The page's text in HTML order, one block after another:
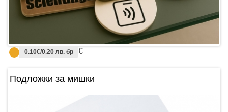
0.10€/0.20 лв. бр €
Подложки за мишки